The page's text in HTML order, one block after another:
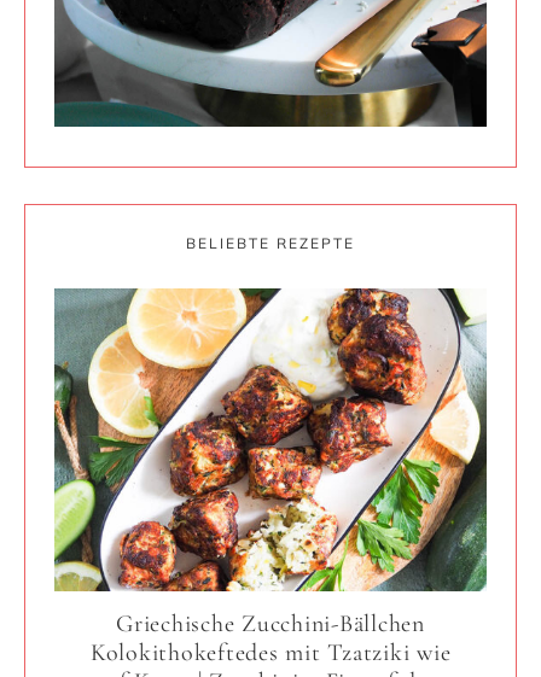
BELIEBTE REZEPTE
Griechische Zucchini-Bällchen
Kolokithokeftedes mit Tzatziki wie